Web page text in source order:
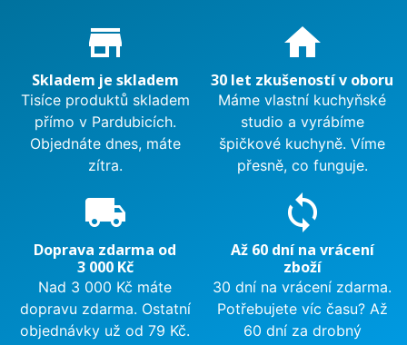
Proč nakupovat u nás?
store_mall_directory
Skladem je skladem
Tisíce produktů skladem
přímo v Pardubicích.
Objednáte dnes, máte
zítra.
home
30 let zkušeností v oboru
Máme vlastní kuchyňské
studio a vyrábíme
špičkové kuchyně. Víme
přesně, co funguje.
local_shipping
Doprava zdarma od
3 000 Kč
Nad 3 000 Kč máte
dopravu zdarma. Ostatní
objednávky už od 79 Kč.
sync
Až 60 dní na vrácení
zboží
30 dní na vrácení zdarma.
Potřebujete víc času? Až
60 dní za drobný